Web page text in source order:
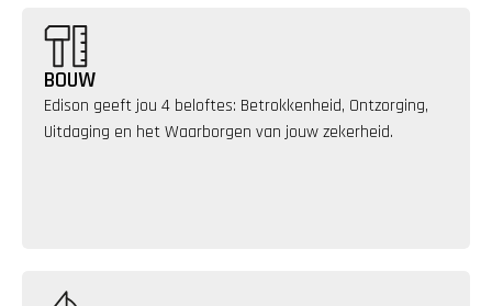
BOUW
Edison geeft jou 4 beloftes: Betrokkenheid, Ontzorging,
Uitdaging en het Waarborgen van jouw zekerheid.